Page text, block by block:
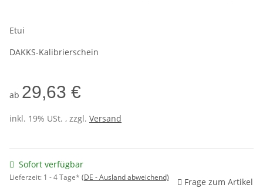
Etui
DAKKS-Kalibrierschein
ab 29,63 €
inkl. 19% USt. , zzgl. Versand
Sofort verfügbar
Lieferzeit: 1 - 4 Tage* (DE - Ausland abweichend) Frage zum Artikel